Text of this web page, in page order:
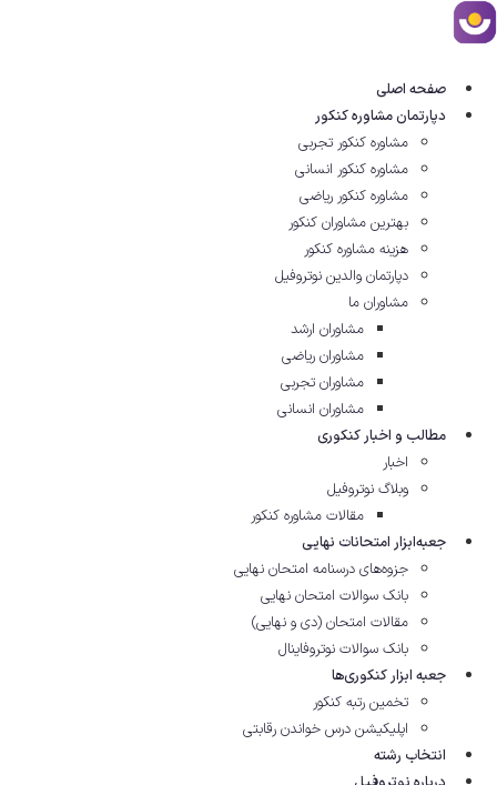
پرش
به
صفحه اصلی
دپارتمان مشاوره کنکور
مشاوره کنکور تجربی
مشاوره کنکور انسانی
مشاوره کنکور ریاضی
بهترین مشاوران کنکور
هزینه مشاوره کنکور
دپارتمان والدین نوتروفیل
مشاوران ما
مشاوران ارشد
مشاوران ریاضی
مشاوران تجربی
مشاوران انسانی
مطالب و اخبار کنکوری
اخبار
وبلاگ نوتروفیل
مقالات مشاوره‌ کنکور
جعبه‌ابزار امتحانات نهایی
جزوه‌های درسنامه امتحان نهایی
بانک سوالات امتحان نهایی
مقالات امتحان (دی و نهایی)
بانک سوالات نوتروفاینال
جعبه ابزار کنکوری‌ها
تخمین رتبه کنکور
اپلیکیشن درس خواندن رقابتی
انتخاب رشته